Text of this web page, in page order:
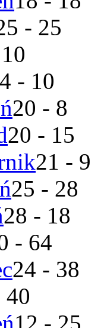
- 25
4 - 10
20 - 8
20 - 15
21 - 9
25 - 28
28 - 18
- 64
24 - 38
40
12 - 25